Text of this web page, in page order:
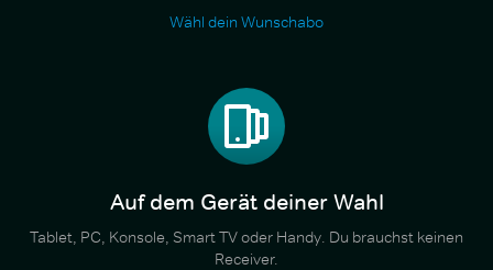
Wähl dein Wunschabo
Auf dem Gerät deiner Wahl
Tablet, PC, Konsole, Smart TV oder Handy. Du brauchst keinen
Receiver.